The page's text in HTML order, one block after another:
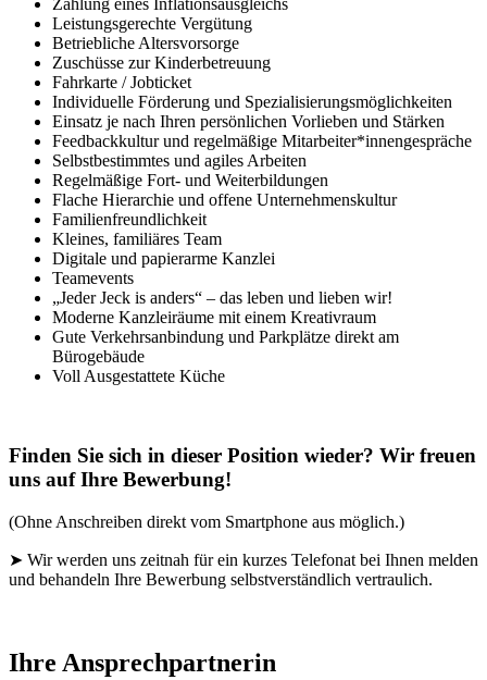
Zahlung eines Inflationsausgleichs
Leistungsgerechte Vergütung
Betriebliche Altersvorsorge
Zuschüsse zur Kinderbetreuung
Fahrkarte / Jobticket
Individuelle Förderung und Spezialisierungsmöglichkeiten
Einsatz je nach Ihren persönlichen Vorlieben und Stärken
Feedbackkultur und regelmäßige Mitarbeiter*innengespräche
Selbstbestimmtes und agiles Arbeiten
Regelmäßige Fort- und Weiterbildungen
Flache Hierarchie und offene Unternehmenskultur
Familienfreundlichkeit
Kleines, familiäres Team
Digitale und papierarme Kanzlei
Teamevents
„Jeder Jeck is anders“ – das leben und lieben wir!
Moderne Kanzleiräume mit einem Kreativraum
Gute Verkehrsanbindung und Parkplätze direkt am
Bürogebäude
Voll Ausgestattete Küche
Finden Sie sich in dieser Position wieder? Wir freuen
uns auf Ihre Bewerbung!
(Ohne Anschreiben direkt vom Smartphone aus möglich.)
➤ Wir werden uns zeitnah für ein kurzes Telefonat bei Ihnen melden
und behandeln Ihre Bewerbung selbstverständlich vertraulich.
Ihre Ansprechpartnerin